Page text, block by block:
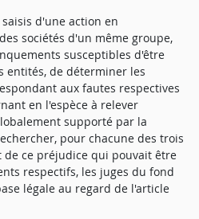
d'une action en
sociétés d'un même groupe,
susceptibles d'être
entités, de déterminer les
aux fautes respectives
en l'espèce à relever
supporté par la
pour chacune des trois
ce préjudice qui pouvait être
respectifs, les juges du fond
légale au regard de l'article